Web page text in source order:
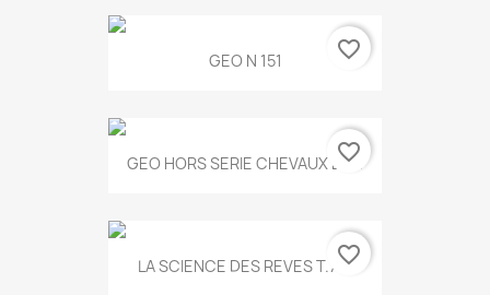
GEO N 151 favorite_border
GEO HORS SERIE CHEVAUX ET...
favorite_border
LA SCIENCE DES REVES T.787
favorite_border